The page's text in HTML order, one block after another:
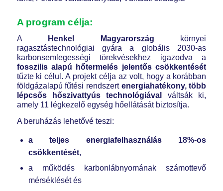
A program célja:
A Henkel Magyarország környei
ragasztástechnológiai gyára a globális 2030-as
karbonsemlegességi törekvésekhez igazodva a
fosszilis alapú hőtermelés jelentős csökkentését
tűzte ki célul. A projekt célja az volt, hogy a korábban
földgázalapú fűtési rendszert energiahatékony, több
lépcsős hőszivattyús technológiával
váltsák ki,
amely 11 légkezelő egység hőellátását biztosítja.
A beruházás lehetővé teszi:
a teljes energiafelhasználás 18%-os
csökkentését,
a működés karbonlábnyomának számottevő
mérséklését és